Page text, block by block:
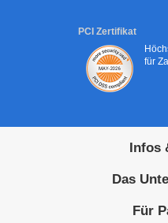
PCI Zertifikat
für
Infos
Das
Für